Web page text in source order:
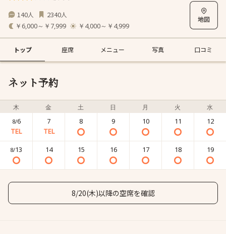
140人 2340人
￥6,000～￥7,999 ￥4,000～￥4,999
トップ 座席 メニュー 写真 口コミ
ネット予約
木 金 土 日 月 火 水
8/6 7 8 9 10 11 12
8/13 14 15 16 17 18 19
8/20(木)以降の空席を確認